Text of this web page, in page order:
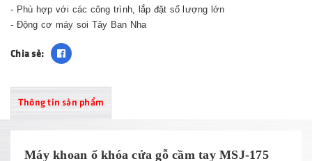
- Phù hợp với các công trình, lắp đặt số lượng lớn
- Động cơ máy soi Tây Ban Nha
Chia sẻ:
Thông tin sản phẩm
Máy khoan ổ khóa cửa gỗ cầm tay MSJ-175